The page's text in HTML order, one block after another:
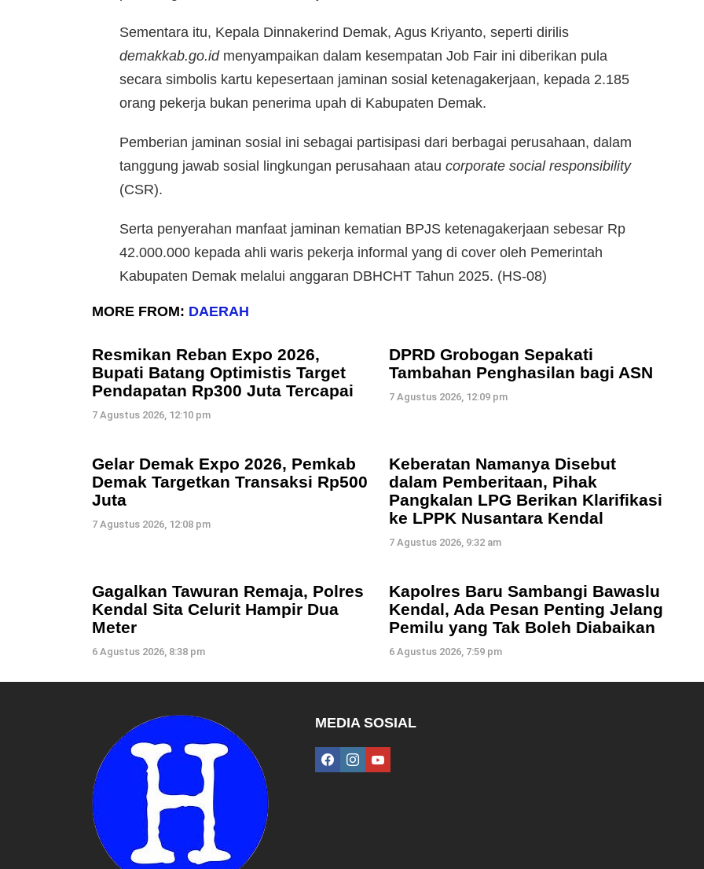
Sementara itu, Kepala Dinnakerind Demak, Agus Kriyanto, seperti dirilis
demakkab.go.idmenyampaikan dalam kesempatan Job Fair ini diberikan pula
secara simbolis kartu kepesertaan jaminan sosial ketenagakerjaan, kepada 2.185
orang pekerja bukan penerima upah di Kabupaten Demak.
Pemberian jaminan sosial ini sebagai partisipasi dari berbagai perusahaan, dalam
tanggung jawab sosial lingkungan perusahaan atau corporate social responsibility
(CSR).
Serta penyerahan manfaat jaminan kematian BPJS ketenagakerjaan sebesar Rp
42.000.000 kepada ahli waris pekerja informal yang di cover oleh Pemerintah
Kabupaten Demak melalui anggaran DBHCHT Tahun 2025. (HS-08)
MORE FROM: DAERAH
Resmikan Reban Expo 2026,
Bupati Batang Optimistis Target
Pendapatan Rp300 Juta Tercapai
7 Agustus 2026, 12:10 pm
DPRD Grobogan Sepakati
Tambahan Penghasilan bagi ASN
7 Agustus 2026, 12:09 pm
Gelar Demak Expo 2026, Pemkab
Demak Targetkan Transaksi Rp500
Juta
7 Agustus 2026, 12:08 pm
Keberatan Namanya Disebut
dalam Pemberitaan, Pihak
Pangkalan LPG Berikan Klarifikasi
ke LPPK Nusantara Kendal
7 Agustus 2026, 9:32 am
Gagalkan Tawuran Remaja, Polres
Kendal Sita Celurit Hampir Dua
Meter
6 Agustus 2026, 8:38 pm
Kapolres Baru Sambangi Bawaslu
Kendal, Ada Pesan Penting Jelang
Pemilu yang Tak Boleh Diabaikan
6 Agustus 2026, 7:59 pm
MEDIA SOSIAL
facebookinstagramyoutube